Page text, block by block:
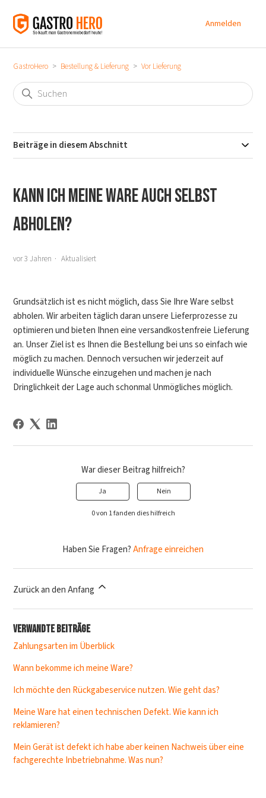
Anmelden
GastroHero Bestellung & Lieferung Vor Lieferung
Beiträge in diesem Abschnitt
Kann ich meine Ware auch selbst
abholen?
vor 3 Jahren Aktualisiert
Grundsätzlich ist es nicht möglich, dass Sie Ihre Ware selbst
abholen. Wir arbeiten täglich daran unsere Lieferprozesse zu
optimieren und bieten Ihnen eine versandkostenfreie Lieferung
an. Unser Ziel ist es Ihnen die Bestellung bei uns so einfach wie
möglich zu machen. Dennoch versuchen wir jederzeit auf
individuelle Wünsche einzugehen und machen je nach
Dringlichkeit der Lage auch schonmal Unmögliches möglich.
War dieser Beitrag hilfreich?
Ja Nein
0 von 1 fanden dies hilfreich
Haben Sie Fragen?Anfrage einreichen
Zurück an den Anfang
Verwandte Beiträge
Zahlungsarten im Überblick
Wann bekomme ich meine Ware?
Ich möchte den Rückgabeservice nutzen. Wie geht das?
Meine Ware hat einen technischen Defekt. Wie kann ich
reklamieren?
Mein Gerät ist defekt ich habe aber keinen Nachweis über eine
fachgerechte Inbetriebnahme. Was nun?